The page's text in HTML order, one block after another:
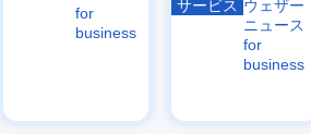
for
business
サービス ウェザー
ニュース
for
business